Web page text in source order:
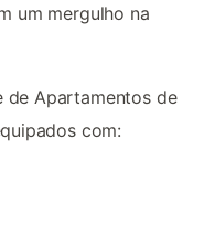
um mergulho na
de Apartamentos de
com: